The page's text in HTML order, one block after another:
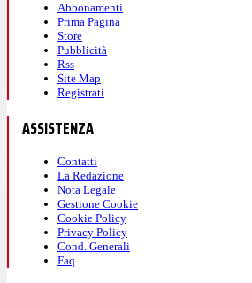
Abbonamenti
Prima Pagina
Store
Pubblicità
Rss
Site Map
Registrati
ASSISTENZA
Contatti
La Redazione
Nota Legale
Gestione Cookie
Cookie Policy
Privacy Policy
Cond. Generali
Faq